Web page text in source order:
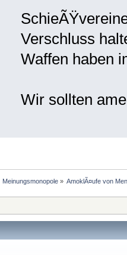
Verschluss
Waffen haben
Wir sollten
Meinungsmonopole» AmoklÃ¤ufe von